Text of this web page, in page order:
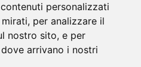
personalizzati
per analizzare il
nostro sito, e per
arrivano i nostri